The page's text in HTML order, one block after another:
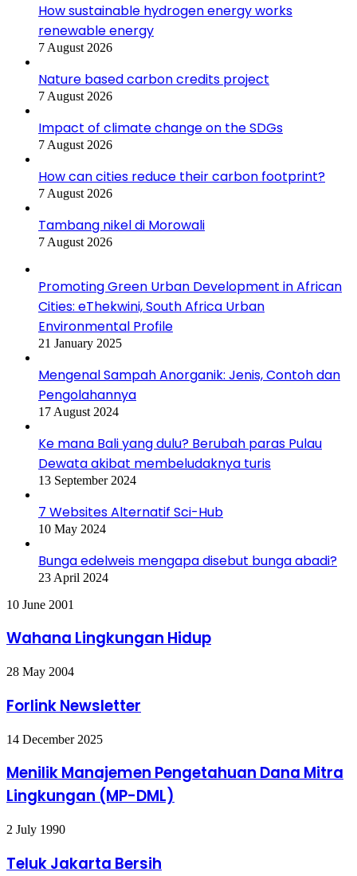
How sustainable hydrogen energy works
renewable energy
7 August 2026
Nature based carbon credits project
7 August 2026
Impact of climate change on the SDGs
7 August 2026
How can cities reduce their carbon footprint?
7 August 2026
Tambang nikel di Morowali
7 August 2026
Promoting Green Urban Development in African
Cities: eThekwini, South Africa Urban
Environmental Profile
21 January 2025
Mengenal Sampah Anorganik: Jenis, Contoh dan
Pengolahannya
17 August 2024
Ke mana Bali yang dulu? Berubah paras Pulau
Dewata akibat membeludaknya turis
13 September 2024
7 Websites Alternatif Sci-Hub
10 May 2024
Bunga edelweis mengapa disebut bunga abadi?
23 April 2024
Wahana
Hidup
10 June 2001
Wahana Lingkungan Hidup
Forlink
28 May 2004
Forlink Newsletter
Menilik
Pengetahuan
Dana
Mitra
(MP-
DML)
14 December 2025
Menilik Manajemen Pengetahuan Dana Mitra
Lingkungan (MP-DML)
Teluk
Bersih
2 July 1990
Teluk Jakarta Bersih